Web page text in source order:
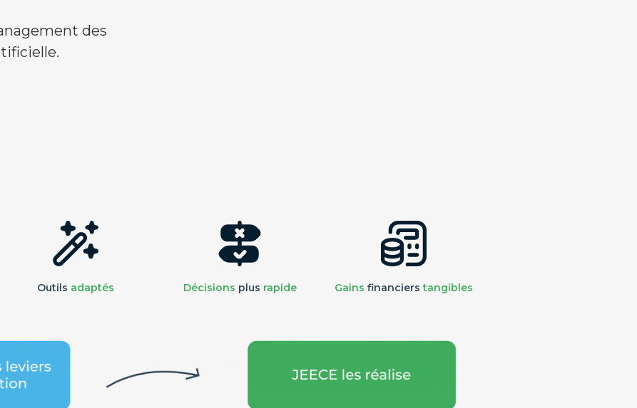
des
Outils adaptés Décisions plus rapide Gains financierstangibles